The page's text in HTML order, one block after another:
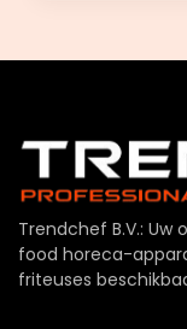
Trendchef B.V.:
food horeca-
friteuses